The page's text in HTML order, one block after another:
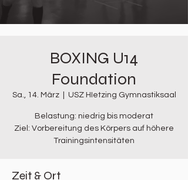
BOXING U14
Foundation
Sa., 14. März
  |
USZ HIetzing Gymnastiksaal
Belastung: niedrig bis moderat
Ziel: Vorbereitung des Körpers auf höhere
Trainingsintensitäten
Zeit & Ort